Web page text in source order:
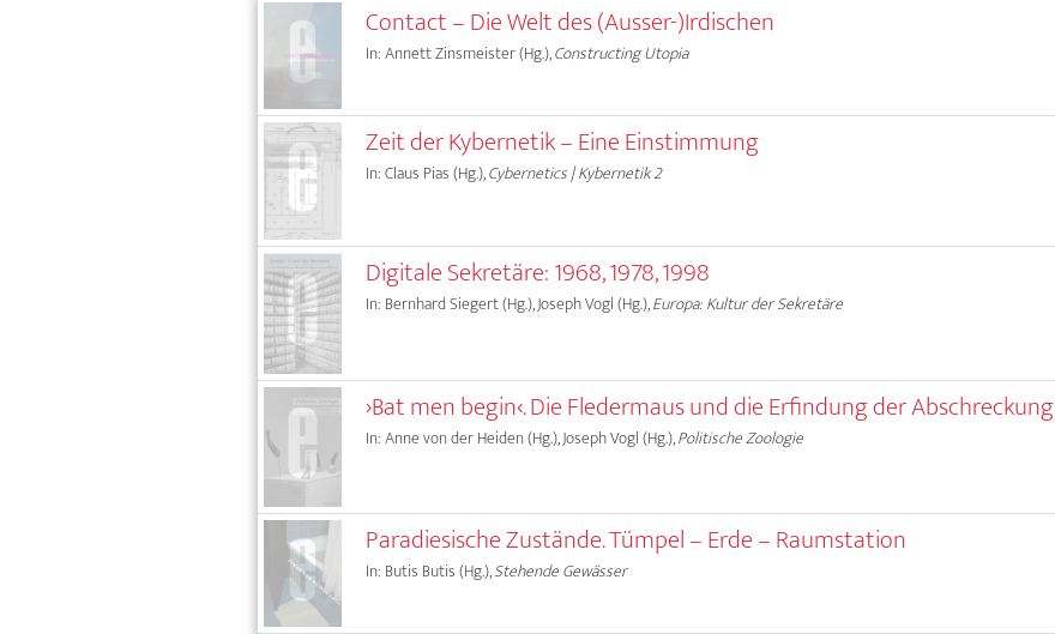
Contact – Die Welt des (Ausser-)Irdischen
In: Annett Zinsmeister (Hg.),Constructing Utopia
Zeit der Kybernetik – Eine Einstimmung
In: Claus Pias (Hg.),Cybernetics | Kybernetik 2
Digitale Sekretäre: 1968, 1978, 1998
In: Bernhard Siegert (Hg.), Joseph Vogl (Hg.),Europa: Kultur der Sekretäre
›Bat men begin‹. Die Fledermaus und die Erfindung der Abschreckung
In: Anne von der Heiden (Hg.), Joseph Vogl (Hg.),Politische Zoologie
Paradiesische Zustände. Tümpel – Erde – Raumstation
In: Butis Butis (Hg.),Stehende Gewässer